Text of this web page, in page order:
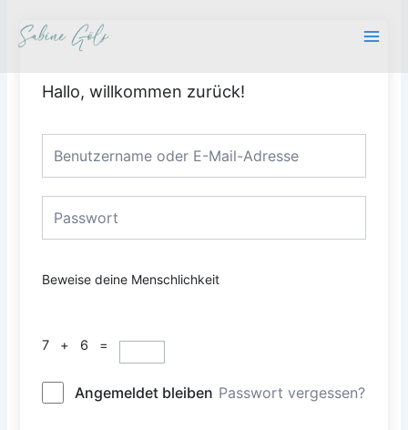
Inhalt
Hallo, willkommen zurück!
Beweise deine Menschlichkeit
7 + 6 =
Angemeldet bleiben Passwort vergessen?